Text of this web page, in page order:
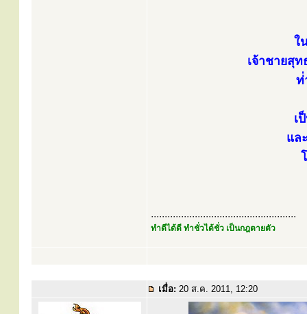
ใ
เจ้าชายสุ
ท่่
เ
แล
.....................................................
ทำดีได้ดี ทำชั่วได้ชั่ว เป็นกฎตายตัว
เมื่อ: 20 ส.ค. 2011, 12:20